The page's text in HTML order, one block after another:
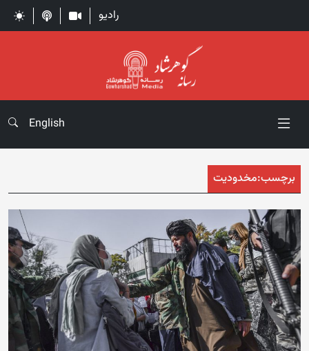
رادیو
English
برچسب:مخدودیت